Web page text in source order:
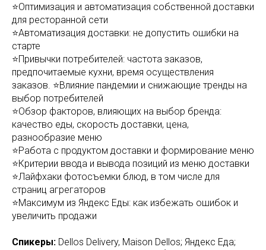
⭐Оптимизация и автоматизация собственной доставки
для ресторанной сети
⭐Автоматизация доставки: не допустить ошибки на
старте
⭐Привычки потребителей: частота заказов,
предпочитаемые кухни, время осуществления
заказов. ⭐Влияние пандемии и снижающие тренды на
выбор потребителей
⭐Обзор факторов, влияющих на выбор бренда:
качество еды, скорость доставки, цена,
разнообразие меню
⭐Работа с продуктом доставки и формирование меню
⭐Критерии ввода и вывода позиций из меню доставки
⭐Лайфхаки фотосъемки блюд, в том числе для
страниц агрегаторов
⭐Максимум из Яндекс Еды: как избежать ошибок и
увеличить продажи
Спикеры: Dellos Delivery, Maison Dellos; Яндекс Еда;